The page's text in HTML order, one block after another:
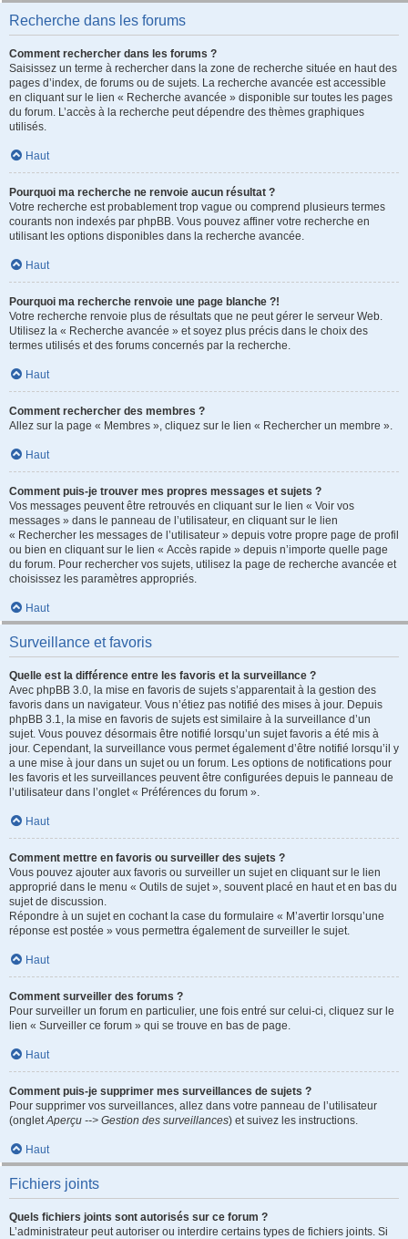
Recherche dans les forums
Comment rechercher dans les forums ?
Saisissez un terme à rechercher dans la zone de recherche située en haut des
pages d’index, de forums ou de sujets. La recherche avancée est accessible
en cliquant sur le lien « Recherche avancée » disponible sur toutes les pages
du forum. L’accès à la recherche peut dépendre des thèmes graphiques
utilisés.
Haut
Pourquoi ma recherche ne renvoie aucun résultat ?
Votre recherche est probablement trop vague ou comprend plusieurs termes
courants non indexés par phpBB. Vous pouvez affiner votre recherche en
utilisant les options disponibles dans la recherche avancée.
Haut
Pourquoi ma recherche renvoie une page blanche ?!
Votre recherche renvoie plus de résultats que ne peut gérer le serveur Web.
Utilisez la « Recherche avancée » et soyez plus précis dans le choix des
termes utilisés et des forums concernés par la recherche.
Haut
Comment rechercher des membres ?
Allez sur la page « Membres », cliquez sur le lien « Rechercher un membre ».
Haut
Comment puis-je trouver mes propres messages et sujets ?
Vos messages peuvent être retrouvés en cliquant sur le lien « Voir vos
messages » dans le panneau de l’utilisateur, en cliquant sur le lien
« Rechercher les messages de l’utilisateur » depuis votre propre page de profil
ou bien en cliquant sur le lien « Accès rapide » depuis n’importe quelle page
du forum. Pour rechercher vos sujets, utilisez la page de recherche avancée et
choisissez les paramètres appropriés.
Haut
Surveillance et favoris
Quelle est la différence entre les favoris et la surveillance ?
Avec phpBB 3.0, la mise en favoris de sujets s’apparentait à la gestion des
favoris dans un navigateur. Vous n’étiez pas notifié des mises à jour. Depuis
phpBB 3.1, la mise en favoris de sujets est similaire à la surveillance d’un
sujet. Vous pouvez désormais être notifié lorsqu’un sujet favoris a été mis à
jour. Cependant, la surveillance vous permet également d’être notifié lorsqu’il y
a une mise à jour dans un sujet ou un forum. Les options de notifications pour
les favoris et les surveillances peuvent être configurées depuis le panneau de
l’utilisateur dans l’onglet « Préférences du forum ».
Haut
Comment mettre en favoris ou surveiller des sujets ?
Vous pouvez ajouter aux favoris ou surveiller un sujet en cliquant sur le lien
approprié dans le menu « Outils de sujet », souvent placé en haut et en bas du
sujet de discussion.
Répondre à un sujet en cochant la case du formulaire « M’avertir lorsqu’une
réponse est postée » vous permettra également de surveiller le sujet.
Haut
Comment surveiller des forums ?
Pour surveiller un forum en particulier, une fois entré sur celui-ci, cliquez sur le
lien « Surveiller ce forum » qui se trouve en bas de page.
Haut
Comment puis-je supprimer mes surveillances de sujets ?
Pour supprimer vos surveillances, allez dans votre panneau de l’utilisateur
(ongletAperçu --> Gestion des surveillances) et suivez les instructions.
Haut
Fichiers joints
Quels fichiers joints sont autorisés sur ce forum ?
L’administrateur peut autoriser ou interdire certains types de fichiers joints. Si